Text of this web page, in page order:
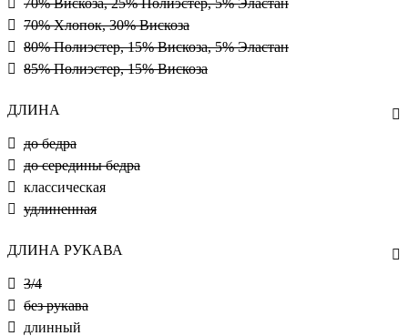
70% Хлопок, 30% Вискоза
80% Полиэстер, 15% Вискоза, 5% Эластан
85% Полиэстер, 15% Вискоза
ДЛИНА
до бедра
до середины бедра
классическая
удлиненная
ДЛИНА РУКАВА
3/4
без рукава
длинный